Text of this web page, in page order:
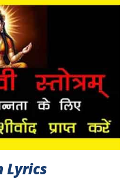
Lyrics